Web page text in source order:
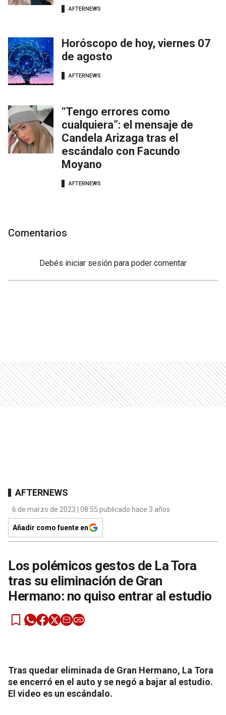
AFTERNEWS
Horóscopo de hoy, viernes 07
de agosto
AFTERNEWS
“Tengo errores como
cualquiera”: el mensaje de
Candela Arizaga tras el
escándalo con Facundo
Moyano
AFTERNEWS
Comentarios
Debés iniciar sesión para poder comentar
AFTERNEWS
6 de marzo de 2023 | 08:55 publicado hace 3 años
Añadir como fuente en
Los polémicos gestos de La Tora
tras su eliminación de Gran
Hermano: no quiso entrar al estudio
Tras quedar eliminada de Gran Hermano, La Tora
se encerró en el auto y se negó a bajar al estudio.
El video es un escándalo.